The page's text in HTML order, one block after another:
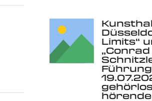
Limits“
„Conrad
hörende